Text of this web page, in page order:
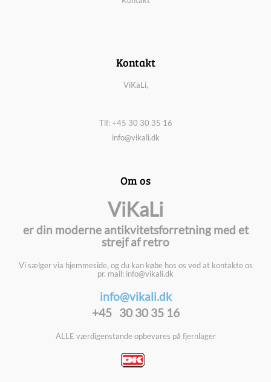
Kontakt
ViKaLi,
Tlf: +45 30 30 35 16
info@vikali.dk
Om os
ViKaLi
er din moderne antikvitetsforretning med et
strejf af retro
Vi sælger via hjemmeside, og du kan købe hos os ved at kontakte os
pr. mail: info@vikali.dk
info@vikali.dk
+45 30 30 35 16
ALLE værdigenstande opbevares på fjernlager